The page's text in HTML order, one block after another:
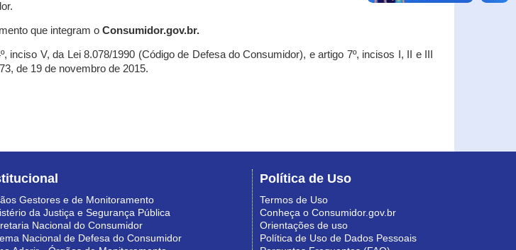
que integram o Consumidor.gov.br.
inciso V, da Lei 8.078/1990 (Código de Defesa do Consumidor), e artigo 7º, incisos I, II e III
de 19 de novembro de 2015.
Gestores e de Monitoramento
da Justiça e Segurança Pública
Nacional do Consumidor
Nacional de Defesa do Consumidor
Política de Uso
Termos de Uso
Conheça o Consumidor.gov.br
Orientações de uso
Política de Uso de Dados Pessoais